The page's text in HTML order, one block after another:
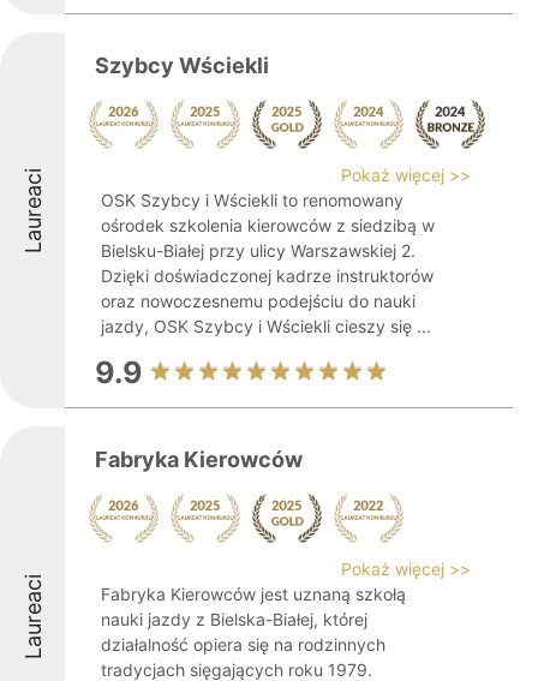
Laureaci
Szybcy Wściekli
Pokaż więcej >>
OSK Szybcy i Wściekli to renomowany
ośrodek szkolenia kierowców z siedzibą w
Bielsku-Białej przy ulicy Warszawskiej 2.
Dzięki doświadczonej kadrze instruktorów
oraz nowoczesnemu podejściu do nauki
jazdy, OSK Szybcy i Wściekli cieszy się ...
9.9
Laureaci
Fabryka Kierowców
Pokaż więcej >>
Fabryka Kierowców jest uznaną szkołą
nauki jazdy z Bielska-Białej, której
działalność opiera się na rodzinnych
tradycjach sięgających roku 1979.